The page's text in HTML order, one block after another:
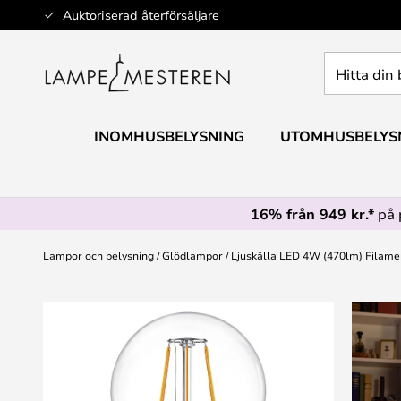
Auktoriserad återförsäljare
Hoppa
till
din
INOMHUSBELYSNING
16% från 949 kr.* på
Lampor och belysning Glödlampor Ljuskälla LED 4W (470lm)